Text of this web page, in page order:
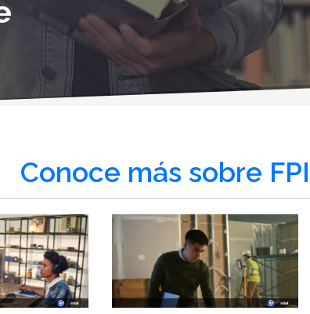
Conoce más sobre